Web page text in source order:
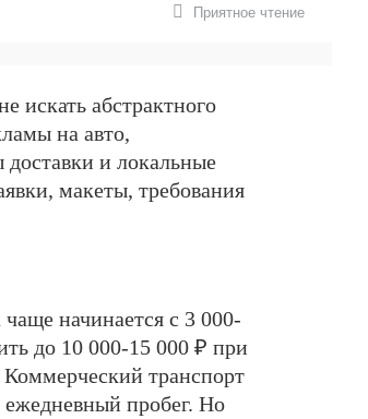
Приятное чтение
искать абстрактного
на авто,
и локальные
макеты, требования
начинается с 3 000-
до 10 000-15 000 ₽ при
транспорт
ежедневный пробег. Но